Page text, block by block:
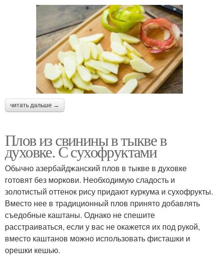
читать дальше →
Плов из свинины в тыкве в
духовке. С сухофруктами
Обычно азербайджанский плов в тыкве в духовке
готовят без моркови. Необходимую сладость и
золотистый оттенок рису придают куркума и сухофрукты.
Вместо нее в традиционный плов принято добавлять
съедобные каштаны. Однако не спешите
расстраиваться, если у вас не окажется их под рукой,
вместо каштанов можно использовать фисташки и
орешки кешью.